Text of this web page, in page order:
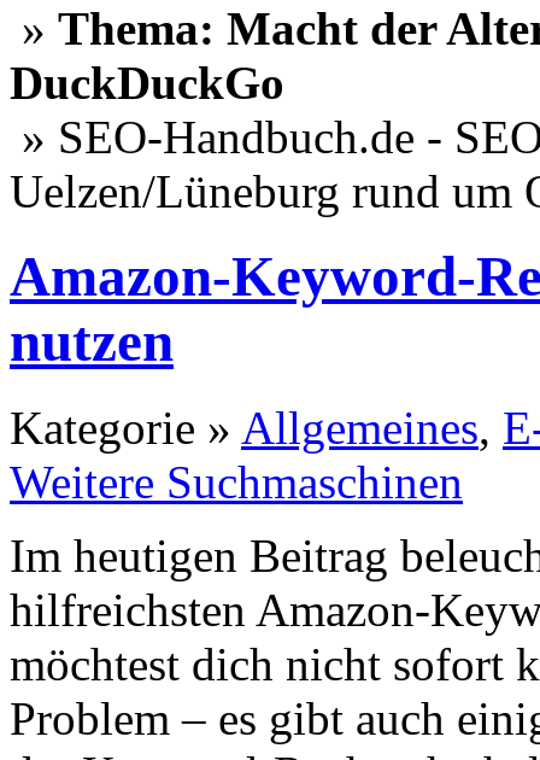
» Thema: Macht der
DuckDuckGo
» SEO-Handbuch.de -
Uelzen/Lüneburg rund
Amazon-Keyword-
nutzen
Kategorie » Allgemeines,
Weitere Suchmaschinen
Im heutigen Beitrag
hilfreichsten Amazon-
möchtest dich nicht sofort
Problem – es gibt auch